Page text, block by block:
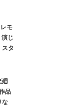
モ
じ
スタ
廻
品
な